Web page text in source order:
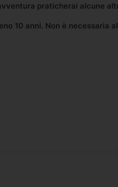
praticherai alcune
10 anni. Non è necessaria